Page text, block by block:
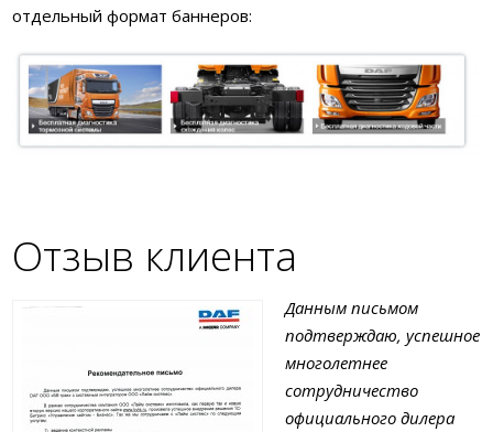
отдельный формат баннеров:
Отзыв клиента
Данным письмом
подтверждаю, успешное
многолетнее
сотрудничество
официального дилера